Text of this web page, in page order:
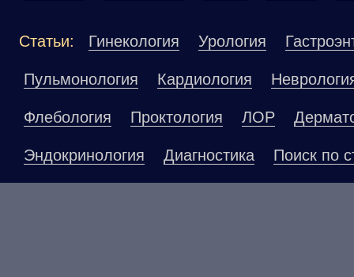
Статьи: Гинекология Урология
Пульмонология Кардиология
Флебология Проктология ЛОР
Эндокринология Диагностика Поиск по